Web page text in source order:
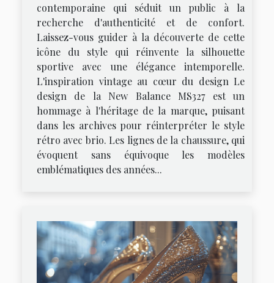
contemporaine qui séduit un public à la
recherche d'authenticité et de confort.
Laissez-vous guider à la découverte de cette
icône du style qui réinvente la silhouette
sportive avec une élégance intemporelle.
L'inspiration vintage au cœur du design Le
design de la New Balance MS327 est un
hommage à l'héritage de la marque, puisant
dans les archives pour réinterpréter le style
rétro avec brio. Les lignes de la chaussure, qui
évoquent sans équivoque les modèles
emblématiques des années...